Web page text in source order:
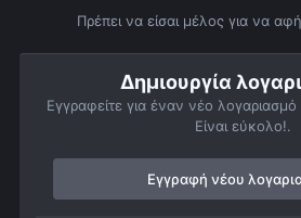
Πρέπει να είσαι μέλος για να
Δημιουργία
Εγγραφείτε για έναν νέο
Είναι εύκολο!.
Εγγραφή νέου